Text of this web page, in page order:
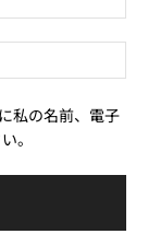
メ
ー
*ェ
私の名前、電子
。